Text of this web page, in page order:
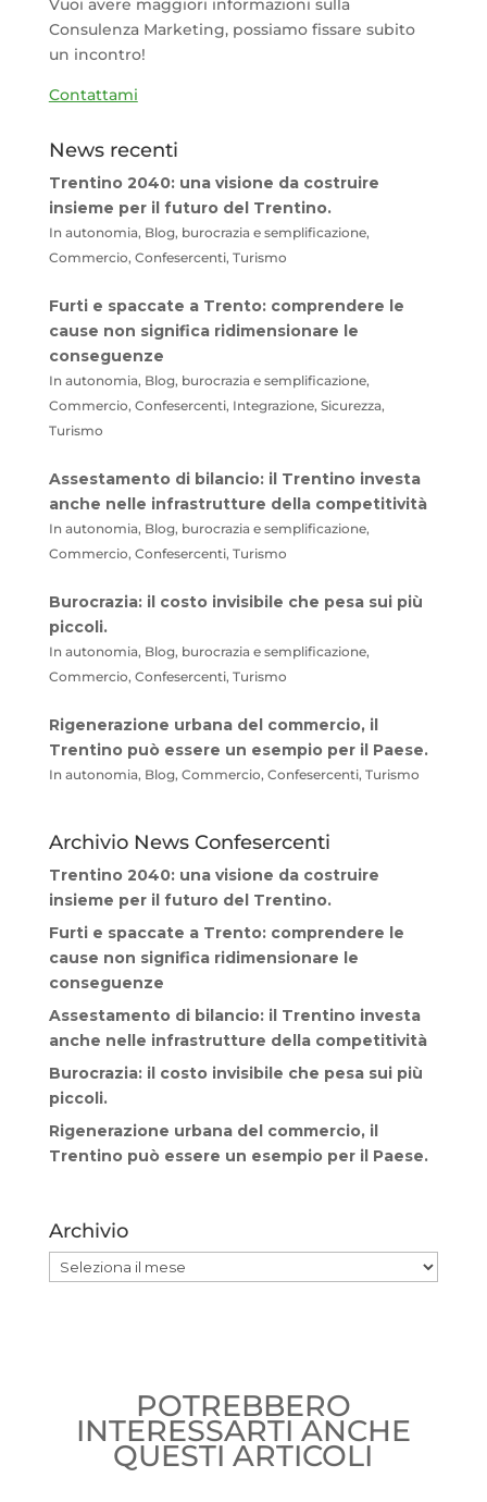
Vuoi avere maggiori informazioni sulla
Consulenza Marketing, possiamo fissare subito
un incontro!
Contattami
News recenti
Trentino 2040: una visione da costruire
insieme per il futuro del Trentino.
In autonomia, Blog, burocrazia e semplificazione,
Commercio, Confesercenti, Turismo
Furti e spaccate a Trento: comprendere le
cause non significa ridimensionare le
conseguenze
In autonomia, Blog, burocrazia e semplificazione,
Commercio, Confesercenti, Integrazione, Sicurezza,
Turismo
Assestamento di bilancio: il Trentino investa
anche nelle infrastrutture della competitività
In autonomia, Blog, burocrazia e semplificazione,
Commercio, Confesercenti, Turismo
Burocrazia: il costo invisibile che pesa sui più
piccoli.
In autonomia, Blog, burocrazia e semplificazione,
Commercio, Confesercenti, Turismo
Rigenerazione urbana del commercio, il
Trentino può essere un esempio per il Paese.
In autonomia, Blog, Commercio, Confesercenti, Turismo
Archivio News Confesercenti
Trentino 2040: una visione da costruire
insieme per il futuro del Trentino.
Furti e spaccate a Trento: comprendere le
cause non significa ridimensionare le
conseguenze
Assestamento di bilancio: il Trentino investa
anche nelle infrastrutture della competitività
Burocrazia: il costo invisibile che pesa sui più
piccoli.
Rigenerazione urbana del commercio, il
Trentino può essere un esempio per il Paese.
Archivio
Archivio
POTREBBERO
INTERESSARTI ANCHE
QUESTI ARTICOLI